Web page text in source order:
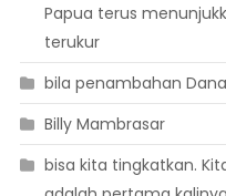
Papua terus
terukur
bila penambahan
Billy Mambrasar
bisa kita tingkatkan.